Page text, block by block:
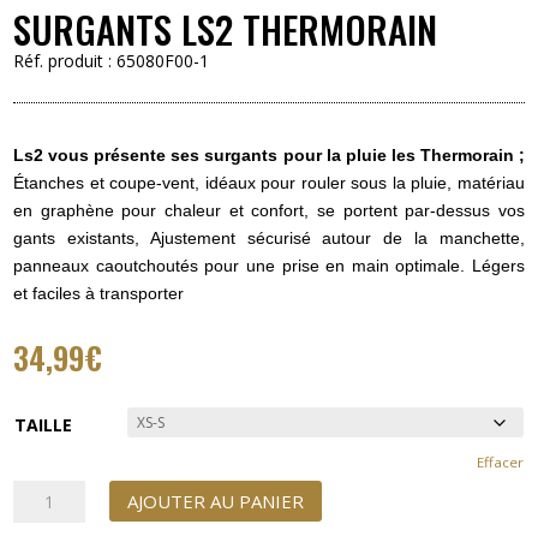
SURGANTS LS2 THERMORAIN
Réf. produit :65080F00-1
Ls2 vous présente ses surgants pour la pluie les Thermorain ;
Étanches et coupe-vent, idéaux pour rouler sous la pluie, matériau
en graphène pour chaleur et confort, se portent par-dessus vos
gants existants, Ajustement sécurisé autour de la manchette,
panneaux caoutchoutés pour une prise en main optimale. Légers
et faciles à transporter
34,99€
TAILLE
Effacer
quantité
AJOUTER AU PANIER